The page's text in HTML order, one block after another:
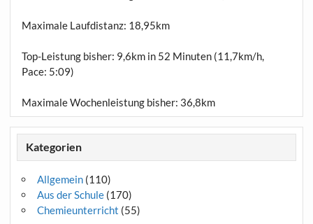
Maximale Laufdistanz: 18,95km
Top-Leistung bisher: 9,6km in 52 Minuten (11,7km/h,
Pace: 5:09)
Maximale Wochenleistung bisher: 36,8km
Kategorien
Allgemein(110)
Aus der Schule(170)
Chemieunterricht (55)